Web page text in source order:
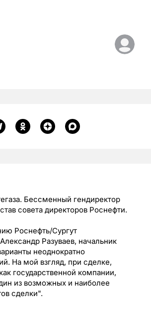
Бессменный гендиректор
совета директоров Роснефти.
Роснефть/Сургут
Разуваев, начальник
неоднократно
На мой взгляд, при сделке,
государственной компании,
из возможных и наиболее
сделки".